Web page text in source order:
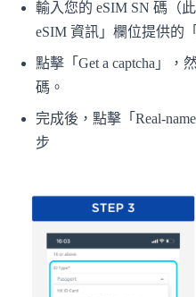
輸入您的 eSIM SN 碼（
eSIM 資訊」欄位提供的
點擊「Get a captcha」
碼。
完成後，點擊「Real-
步